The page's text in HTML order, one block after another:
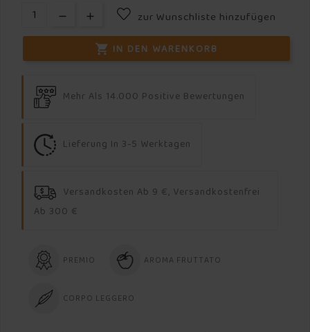
zur Wunschliste hinzufügen
 IN DEN WARENKORB
Mehr Als 14.000 Positive Bewertungen
Lieferung In 3-5 Werktagen
Versandkosten Ab 9 €, Versandkostenfrei
Ab 300 €
PREMIO AROMA FRUTTATO
CORPO LEGGERO